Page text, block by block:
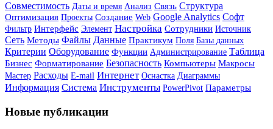
Совместимость Даты и время Анализ Связь Структура
Оптимизация Проекты Создание Web Google Analytics Софт
Фильтр Интерфейс Элемент Настройка Сотрудники Источник
Сеть Методы Файлы Данные Практикум Поля Базы данных
Критерии Оборудование Функции Администрирование Таблица
Бизнес Форматирование Безопасность Компьютеры Макросы
Мастер Расходы E-mail Интернет Оснастка Диаграммы
Информация Система Инструменты PowerPivot Параметры
Новые публикации